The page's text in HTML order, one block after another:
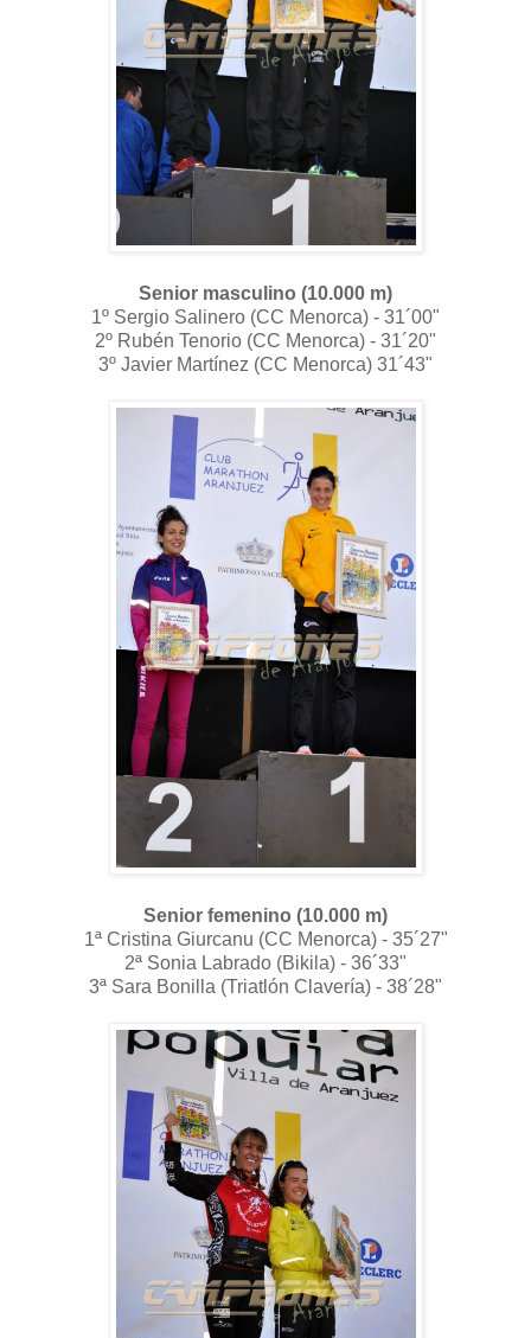
Senior masculino (10.000 m)
1º Sergio Salinero (CC Menorca) - 31´00"
2º Rubén Tenorio (CC Menorca) - 31´20"
3º Javier Martínez (CC Menorca) 31´43"
Senior femenino (10.000 m)
1ª Cristina Giurcanu (CC Menorca) - 35´27"
2ª Sonia Labrado (Bikila) - 36´33"
3ª Sara Bonilla (Triatlón Clavería) - 38´28"